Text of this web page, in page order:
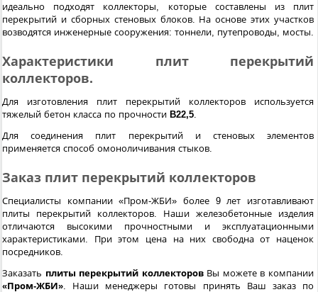
идеально подходят коллекторы, которые составлены из плит
перекрытий и сборных стеновых блоков. На основе этих участков
возводятся инженерные сооружения: тоннели, путепроводы, мосты.
Характеристики плит перекрытий
коллекторов.
Для изготовления плит перекрытий коллекторов используется
тяжелый бетон класса по прочности B22,5.
Для соединения плит перекрытий и стеновых элементов
применяется способ омоноличивания стыков.
Заказ плит перекрытий коллекторов
Специалисты компании «Пром-ЖБИ» более 9 лет изготавливают
плиты перекрытий коллекторов. Наши железобетонные изделия
отличаются высокими прочностными и эксплуатационными
характеристиками. При этом цена на них свободна от наценок
посредников.
Заказать плиты перекрытий коллекторовВы можете в компании
«Пром-ЖБИ». Наши менеджеры готовы принять Ваш заказ по